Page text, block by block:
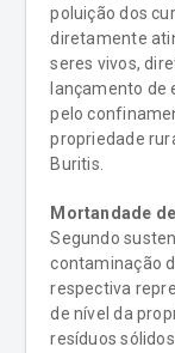
poluição dos
diretamente
seres vivos,
lançamento de
pelo
propriedade
Buritis.
Mortandade
Segundo
contaminação
respectiva
de nível da
resíduos